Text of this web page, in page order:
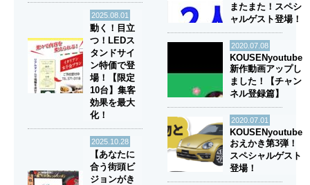
2025.08.01
動く！目立
つ！LEDス
タンドサイ
ン特価で登
場！【限定
10台】集客
効果を最大
化！
2025.10.28
【あなたに
合う街頭ビ
ジョンがき
またまた！スペシ
ャルゲスト登場！
2020.07.08
KOUSENyoutube
新作動画アップし
ました！【チャン
ネル登録篇】
2020.07.01
KOUSENyoutube
おえかき第3弾！
スペシャルゲスト
登場！